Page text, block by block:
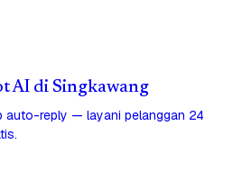
AI di Singkawang
auto-reply — layani pelanggan 24